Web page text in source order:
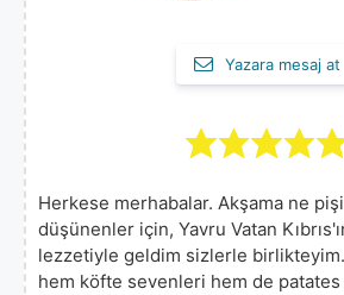
Yazara mesaj at
Herkese merhabalar. Akşama ne
düşünenler için, Yavru Vatan
lezzetiyle geldim sizlerle birlikteyim.
hem köfte sevenleri hem de